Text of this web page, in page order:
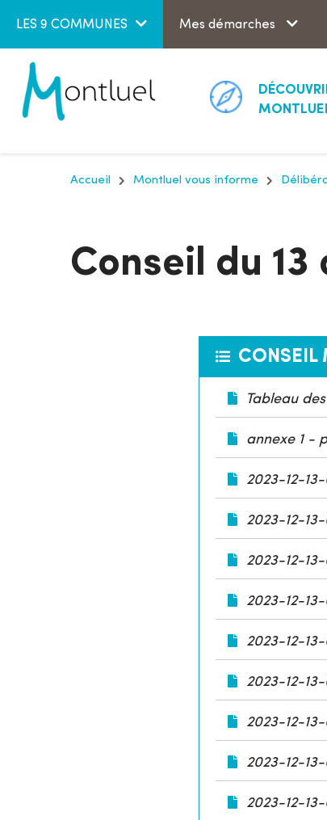
LES 9 COMMUNES Mes démarches
Accueil Montluel vous informe
Conseil du
CONSEIL
Tableau
annexe 1 -
2023-12-
2023-12-
2023-12-
2023-12-
2023-12-
2023-12-
2023-12-13-
2023-12-
2023-12-